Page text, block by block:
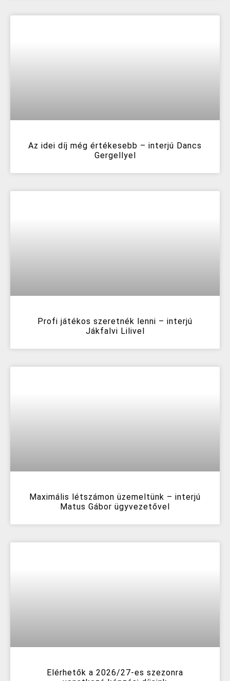
Az idei díj még értékesebb – interjú Dancs
Gergellyel
Profi játékos szeretnék lenni – interjú
Jákfalvi Lilivel
Maximális létszámon üzemeltünk – interjú
Matus Gábor ügyvezetővel
Elérhetők a 2026/27-es szezonra